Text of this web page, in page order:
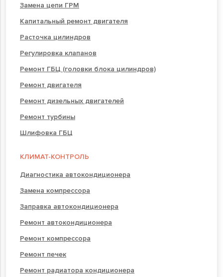
Замена цепи ГРМ
Капитальный ремонт двигателя
Расточка цилиндров
Регулировка клапанов
Ремонт ГБЦ (головки блока цилиндров)
Ремонт двигателя
Ремонт дизельных двигателей
Ремонт турбины
Шлифовка ГБЦ
КЛИМАТ-КОНТРОЛЬ
Диагностика автокондиционера
Замена компрессора
Заправка автокондиционера
Ремонт автокондиционера
Ремонт компрессора
Ремонт печек
Ремонт радиатора кондиционера